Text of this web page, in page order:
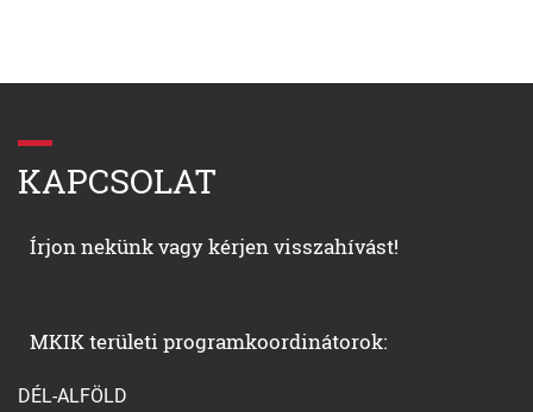
KAPCSOLAT
Írjon nekünk vagy kérjen visszahívást!
MKIK területi programkoordinátorok:
DÉL-ALFÖLD